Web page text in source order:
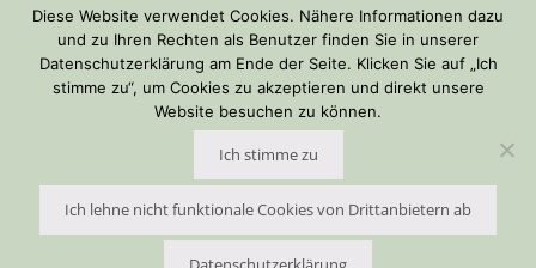
Widerrufsbelehrung
AGB
Zahlungsarten
Versandarten
© 2026 Weingut Georghof | Gestaltung:Ursula Minkenberg
Diese Website verwendet Cookies. Nähere Informationen dazu
und zu Ihren Rechten als Benutzer finden Sie in unserer
Datenschutzerklärung am Ende der Seite. Klicken Sie auf „Ich
stimme zu“, um Cookies zu akzeptieren und direkt unsere
Website besuchen zu können.
Ich stimme zu
Ich lehne nicht funktionale Cookies von Drittanbietern ab